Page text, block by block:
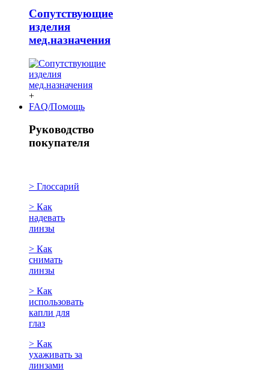
Сопутствующие
изделия
мед.назначения
+
FAQ/Помощь
Руководство
покупателя
> Глоссарий
> Как
надевать
линзы
> Как
снимать
линзы
> Как
использовать
капли для
глаз
> Как
ухаживать за
линзами